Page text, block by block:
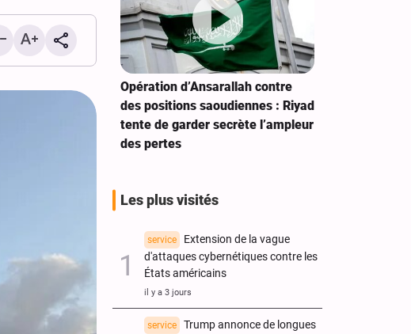
témoigne de la
l’Imam Hussein
Opération d’Ansarallah contre
des positions saoudiennes : Riyad
tente de garder secrète l’ampleur
des pertes
Les plus visités
service
Extension de la vague
d'attaques cybernétiques contre les
États américains
il y a 3 jours
service
Trump annonce de longues